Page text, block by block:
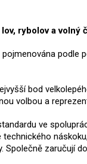
rybolov a volný
bod
volbou a
ve
zaručují